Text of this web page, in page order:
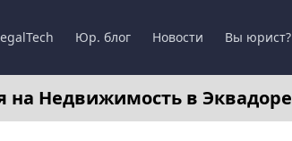
Юр. блог Новости Вы юрист?
Недвижимость в Эквадоре